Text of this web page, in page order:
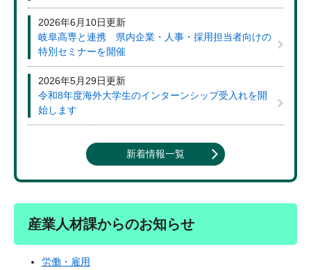
2026年6月10日更新
岐阜高専と連携 県内企業・人事・採用担当者向けの
特別セミナーを開催
2026年5月29日更新
令和8年度海外大学生のインターンシップ受入れを開
始します
新着情報一覧
産業人材課からのお知らせ
労働・雇用